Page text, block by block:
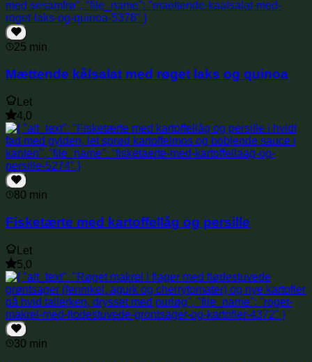
25 min
Mættende kålsalat med røget laks og quinoa
Let
4,0
80 min
Fisketærte med kartoffellåg og persille
Let
5,0
30 min